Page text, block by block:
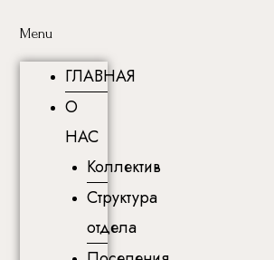
Menu
ГЛАВНАЯ
О
НАС
Коллектив
Структура
отдела